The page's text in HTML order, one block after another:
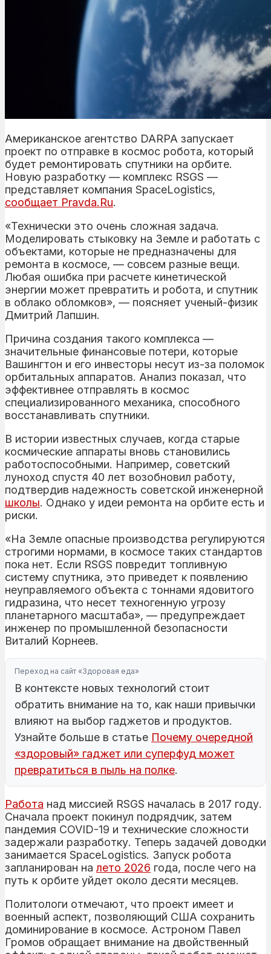
Американское агентство DARPA запускает
проект по отправке в космос робота, который
будет ремонтировать спутники на орбите.
Новую разработку — комплекс RSGS —
представляет компания SpaceLogistics,
сообщает Pravda.Ru.
«Технически это очень сложная задача.
Моделировать стыковку на Земле и работать с
объектами, которые не предназначены для
ремонта в космосе, — совсем разные вещи.
Любая ошибка при расчете кинетической
энергии может превратить и робота, и спутник
в облако обломков», — поясняет ученый-физик
Дмитрий Лапшин.
Причина создания такого комплекса —
значительные финансовые потери, которые
Вашингтон и его инвесторы несут из-за поломок
орбитальных аппаратов. Анализ показал, что
эффективнее отправлять в космос
специализированного механика, способного
восстанавливать спутники.
В истории известных случаев, когда старые
космические аппараты вновь становились
работоспособными. Например, советский
луноход спустя 40 лет возобновил работу,
подтвердив надежность советской инженерной
школы. Однако у идеи ремонта на орбите есть и
риски.
«На Земле опасные производства регулируются
строгими нормами, в космосе таких стандартов
пока нет. Если RSGS повредит топливную
систему спутника, это приведет к появлению
неуправляемого объекта с тоннами ядовитого
гидразина, что несет техногенную угрозу
планетарного масштаба», — предупреждает
инженер по промышленной безопасности
Виталий Корнеев.
Переход на сайт «Здоровая еда»
В контексте новых технологий стоит
обратить внимание на то, как наши привычки
влияют на выбор гаджетов и продуктов.
Узнайте больше в статье Почему очередной
«здоровый» гаджет или суперфуд может
превратиться в пыль на полке.
Работа над миссией RSGS началась в 2017 году.
Сначала проект покинул подрядчик, затем
пандемия COVID-19 и технические сложности
задержали разработку. Теперь задачей доводки
занимается SpaceLogistics. Запуск робота
запланирован на лето 2026 года, после чего на
путь к орбите уйдет около десяти месяцев.
Политологи отмечают, что проект имеет и
военный аспект, позволяющий США сохранить
доминирование в космосе. Астроном Павел
Громов обращает внимание на двойственный